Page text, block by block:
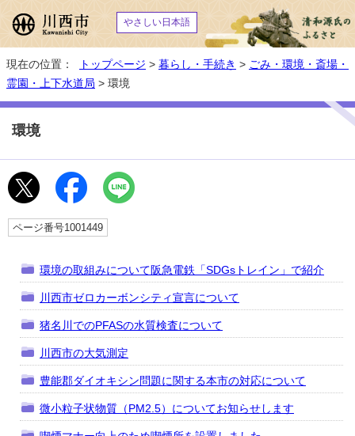
やさしい日本語
現在の位置： トップページ > 暮らし・手続き > ごみ・環境・斎場・
霊園・上下水道局 > 環境
環境
ページ番号1001449
環境の取組みについて阪急電鉄「SDGsトレイン」で紹介
川西市ゼロカーボンシティ宣言について
猪名川でのPFASの水質検査について
川西市の大気測定
豊能郡ダイオキシン問題に関する本市の対応について
微小粒子状物質（PM2.5）についてお知らせします